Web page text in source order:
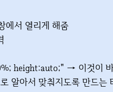
서 열리게 해줌
height:auto;" → 이것이 바
알아서 맞춰지도록 만드는